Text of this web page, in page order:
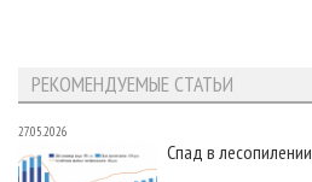
РЕКОМЕНДУЕМЫЕ СТАТЬИ
27.05.2026
Спад в лесопилении